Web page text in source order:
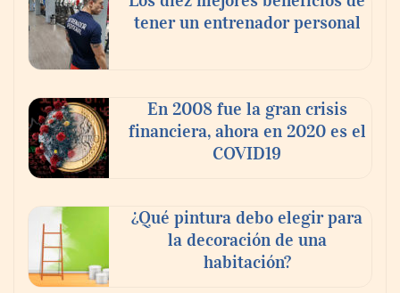
‘El ransomware se puede vencer. No
Ricardo Palacio Escobar
tener un entrenador personal
En 2008 fue la gran crisis
financiera, ahora en 2020 es el
COVID19
¿Qué pintura debo elegir para
la decoración de una
habitación?